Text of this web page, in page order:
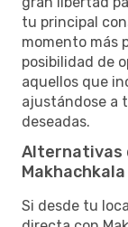
tu principal
momento más
posibilidad de
aquellos que
ajustándose a
deseadas.
Alternativas
Makhachkala
Si desde tu